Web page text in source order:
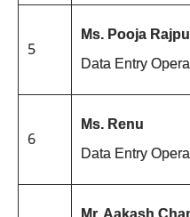
5
Ms. Pooja
Data Entry
6
Ms. Renu
Data Entry
Mr. Aakash